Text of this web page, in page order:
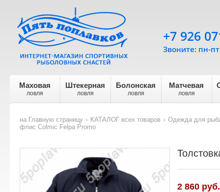
Маховая
ловля
Штекерная
ловля
Болонская
ловля
Матчевая
ловля
+7 926
Звоните: пн-
на Главную страницу
>
КАТАЛОГ всех товаров
Одежда для
флис Colmic Felpa Promo
2 860 руб.